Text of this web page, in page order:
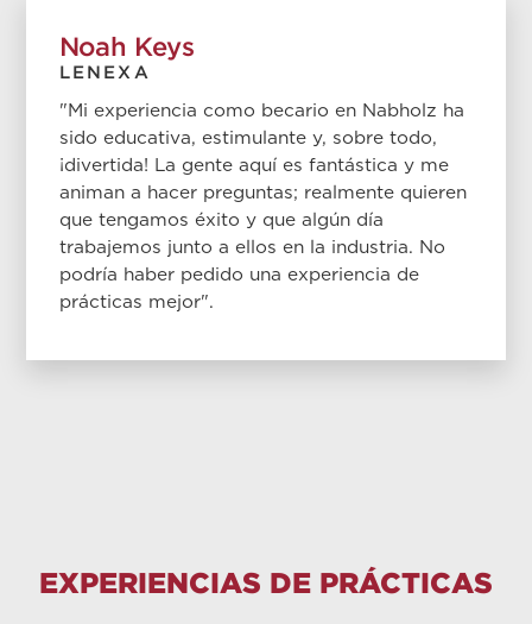
Noah Keys
LENEXA
"Mi experiencia como becario en Nabholz ha
sido educativa, estimulante y, sobre todo,
¡divertida! La gente aquí es fantástica y me
animan a hacer preguntas; realmente quieren
que tengamos éxito y que algún día
trabajemos junto a ellos en la industria. No
podría haber pedido una experiencia de
prácticas mejor".
EXPERIENCIAS DE PRÁCTICAS